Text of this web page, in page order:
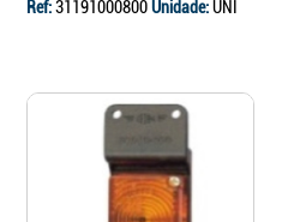
Ref:31191000800Unidade:UNI